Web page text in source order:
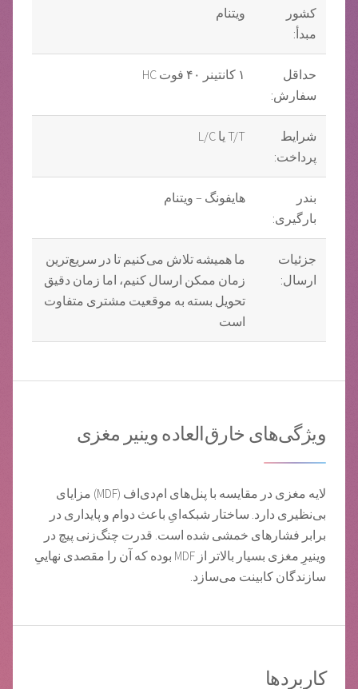
کشور
مبدأ:
ویتنام
حداقل
سفارش:
۱ کانتینر ۴۰ فوت HC
شرایط
پرداخت:
T/T یا L/C
بندر
بارگیری:
هایفونگ – ویتنام
جزئیات
ارسال:
ما همیشه تلاش می‌کنیم تا در سریع‌ترین
زمان ممکن ارسال کنیم، اما زمان دقیق
تحویل بسته به موقعیت مشتری متفاوت
است
ویژگی‌های خارق‌العاده وینیر مغزی
لایه مغزی در مقایسه با پنل‌های ام‌دی‌اف (MDF) مزایای
بی‌نظیری دارد. ساختار شبکه‌ایِ باعث دوام و پایداری در
برابر فشارهای خمشی شده است. قدرت چنگ‌زنی پیچ در
وینیرِ مغزی بسیار بالاتر از MDF بوده که آن را مقصدی نهاییِ
سازندگان کابینت می‌سازد.
کاربردها